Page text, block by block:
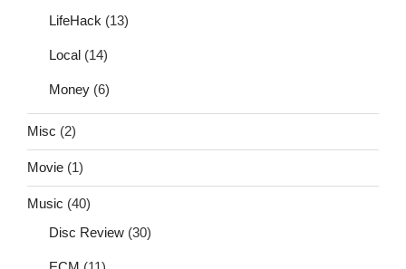
LifeHack (13)
Local (14)
Money (6)
Misc (2)
Movie (1)
Music (40)
Disc Review (30)